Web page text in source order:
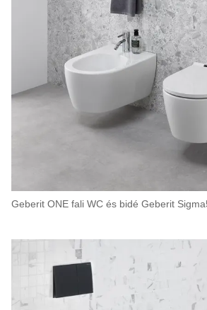
Geberit ONE fali WC és bidé Geberit